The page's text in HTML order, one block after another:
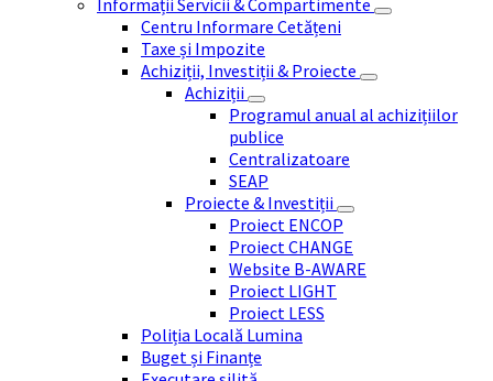
Informații Servicii & Compartimente
Centru Informare Cetățeni
Taxe și Impozite
Achiziții, Investiții & Proiecte
Achiziții
Programul anual al achizițiilor
publice
Centralizatoare
SEAP
Proiecte & Investiții
Proiect ENCOP
Proiect CHANGE
Website B-AWARE
Proiect LIGHT
Proiect LESS
Poliția Locală Lumina
Buget și Finanțe